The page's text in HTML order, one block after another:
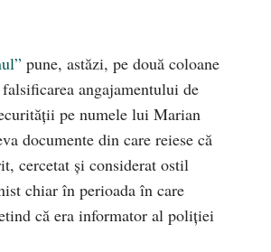
pune, astăzi, pe două coloane
angajamentului de
pe numele lui Marian
documente din care reiese că
cercetat și considerat ostil
chiar în perioada în care
că era informator al poliției